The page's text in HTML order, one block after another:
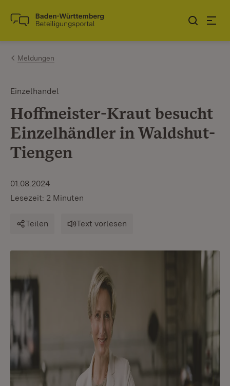
Zum Inhalt springen
Link zur Startseite
Meldungen
Einzelhandel
Hoffmeister-Kraut besucht
Einzelhändler in Waldshut-
Tiengen
01.08.2024
Lesezeit: 2 Minuten
Teilen Text vorlesen